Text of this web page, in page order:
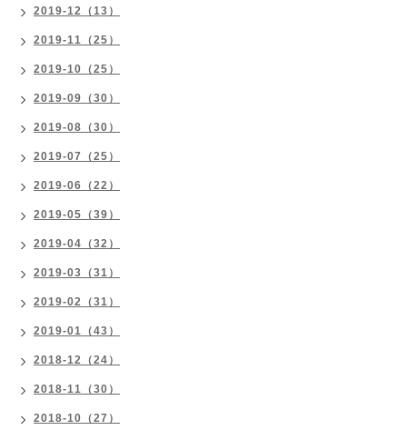
2019-12（13）
2019-11（25）
2019-10（25）
2019-09（30）
2019-08（30）
2019-07（25）
2019-06（22）
2019-05（39）
2019-04（32）
2019-03（31）
2019-02（31）
2019-01（43）
2018-12（24）
2018-11（30）
2018-10（27）